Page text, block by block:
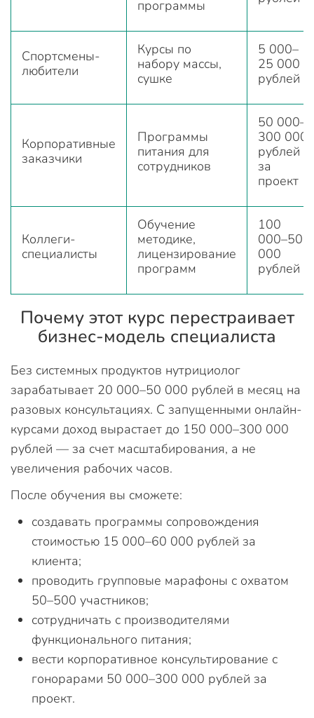
программы
Спортсмены-
любители
Курсы по
набору массы,
сушке
5 000–
25 000
рублей
Корпоративные
заказчики
Программы
питания для
сотрудников
50 000–
300 000
рублей
за
проект
Коллеги-
специалисты
Обучение
методике,
лицензирование
программ
100
000–500
000
рублей
Почему этот курс перестраивает
бизнес-модель специалиста
Без системных продуктов нутрициолог
зарабатывает 20 000–50 000 рублей в месяц на
разовых консультациях. С запущенными онлайн-
курсами доход вырастает до 150 000–300 000
рублей — за счет масштабирования, а не
увеличения рабочих часов.
После обучения вы сможете:
создавать программы сопровождения
стоимостью 15 000–60 000 рублей за
клиента;
проводить групповые марафоны с охватом
50–500 участников;
сотрудничать с производителями
функционального питания;
вести корпоративное консультирование с
гонорарами 50 000–300 000 рублей за
проект.